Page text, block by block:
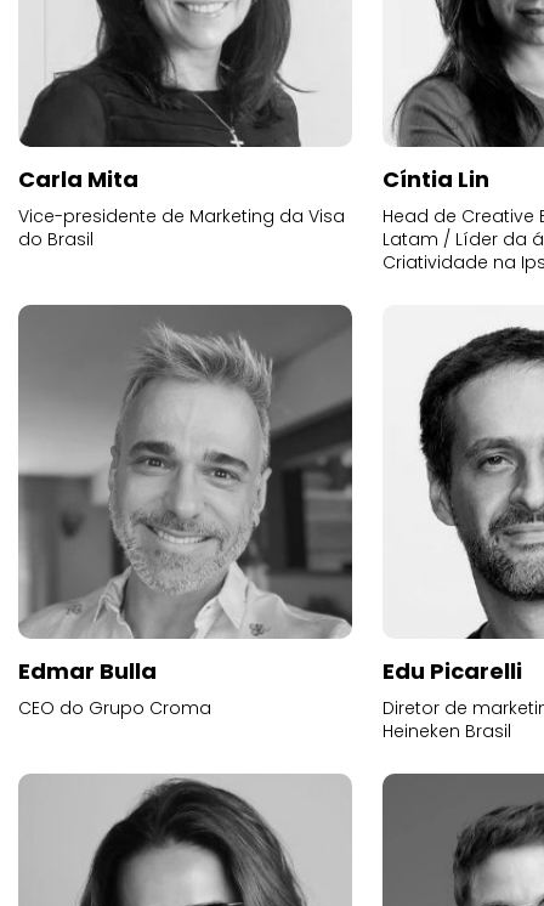
Carla Mita
Vice-presidente de Marketing da Visa
do Brasil
Cíntia Lin
Head de Creative
Latam / Líder da
Criatividade na
Edmar Bulla
CEO do Grupo Croma
Edu Picarelli
Diretor de
Heineken Brasil